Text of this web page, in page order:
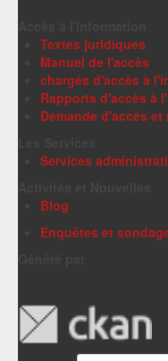
Textes juridiques
Manuel de l'accès
chargés d'accès à
Rapports d'accès à
Demande d'accès et
Services
Blog
Enquêtes et